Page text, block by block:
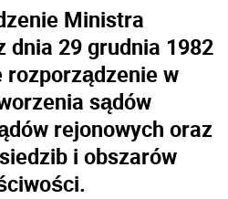
Ministra
dnia 29 grudnia 1982
rozporządzenie w
sądów
rejonowych oraz
i obszarów